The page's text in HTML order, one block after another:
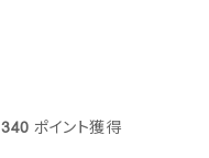
340 ポイント獲得